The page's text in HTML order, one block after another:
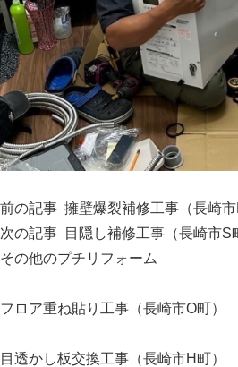
前の記事 擁壁爆裂補修工事（長崎市
次の記事
目隠し補修工事（長崎市S
その他のプチリフォーム
フロア重ね貼り工事（長崎市O町）
目透かし板交換工事（長崎市H町）